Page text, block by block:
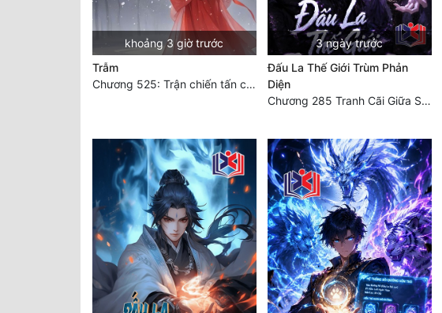
khoảng 3 giờ trước
Trẫm
Chương 525: Trận chiến tấn công phòng thủ Macao (2)
3 ngày trước
Đấu La Thế Giới Trùm Phản
Diện
Chương 285 Tranh Cãi Giữa Sư Đồ